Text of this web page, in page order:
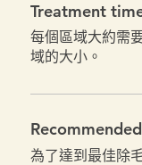
Treatment
每個區域大約需
域的大小。
為了達到最佳除